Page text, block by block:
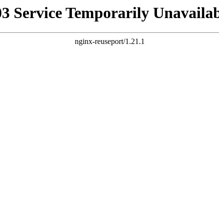
Service Temporarily
nginx-reuseport/1.21.1